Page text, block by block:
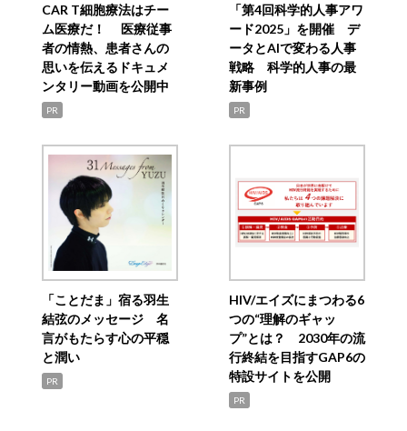
CAR T細胞療法はチー
ム医療だ！ 医療従事
者の情熱、患者さんの
思いを伝えるドキュメ
ンタリー動画を公開中
PR
「第4回科学的人事アワ
ード2025」を開催 デ
ータとAIで変わる人事
戦略 科学的人事の最
新事例
PR
「ことだま」宿る羽生
結弦のメッセージ 名
言がもたらす心の平穏
と潤い
PR
HIV/エイズにまつわる6
つの“理解のギャッ
プ”とは？ 2030年の流
行終結を目指すGAP6の
特設サイトを公開
PR